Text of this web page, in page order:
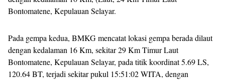
Bontomatene, Kepulauan Selayar.
Pada gempa kedua, BMKG mencatat lokasi gempa berada dilaut
dengan kedalaman 16 Km, sekitar 29 Km Timur Laut
Bontomatene, Kepulauan Selayar, pada titik koordinat 5.69 LS,
120.64 BT, terjadi sekitar pukul 15:51:02 WITA, dengan